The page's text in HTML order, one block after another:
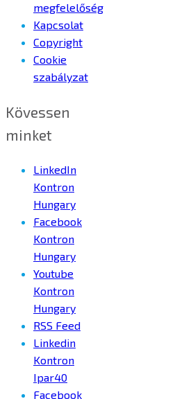
megfelelőség
Kapcsolat
Copyright
Cookie
szabályzat
Kövessen
minket
LinkedIn
Kontron
Hungary
Facebook
Kontron
Hungary
Youtube
Kontron
Hungary
RSS Feed
Linkedin
Kontron
Ipar40
Facebook